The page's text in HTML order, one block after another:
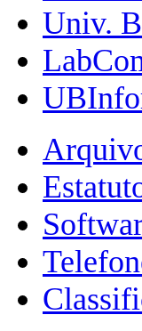
Univ.